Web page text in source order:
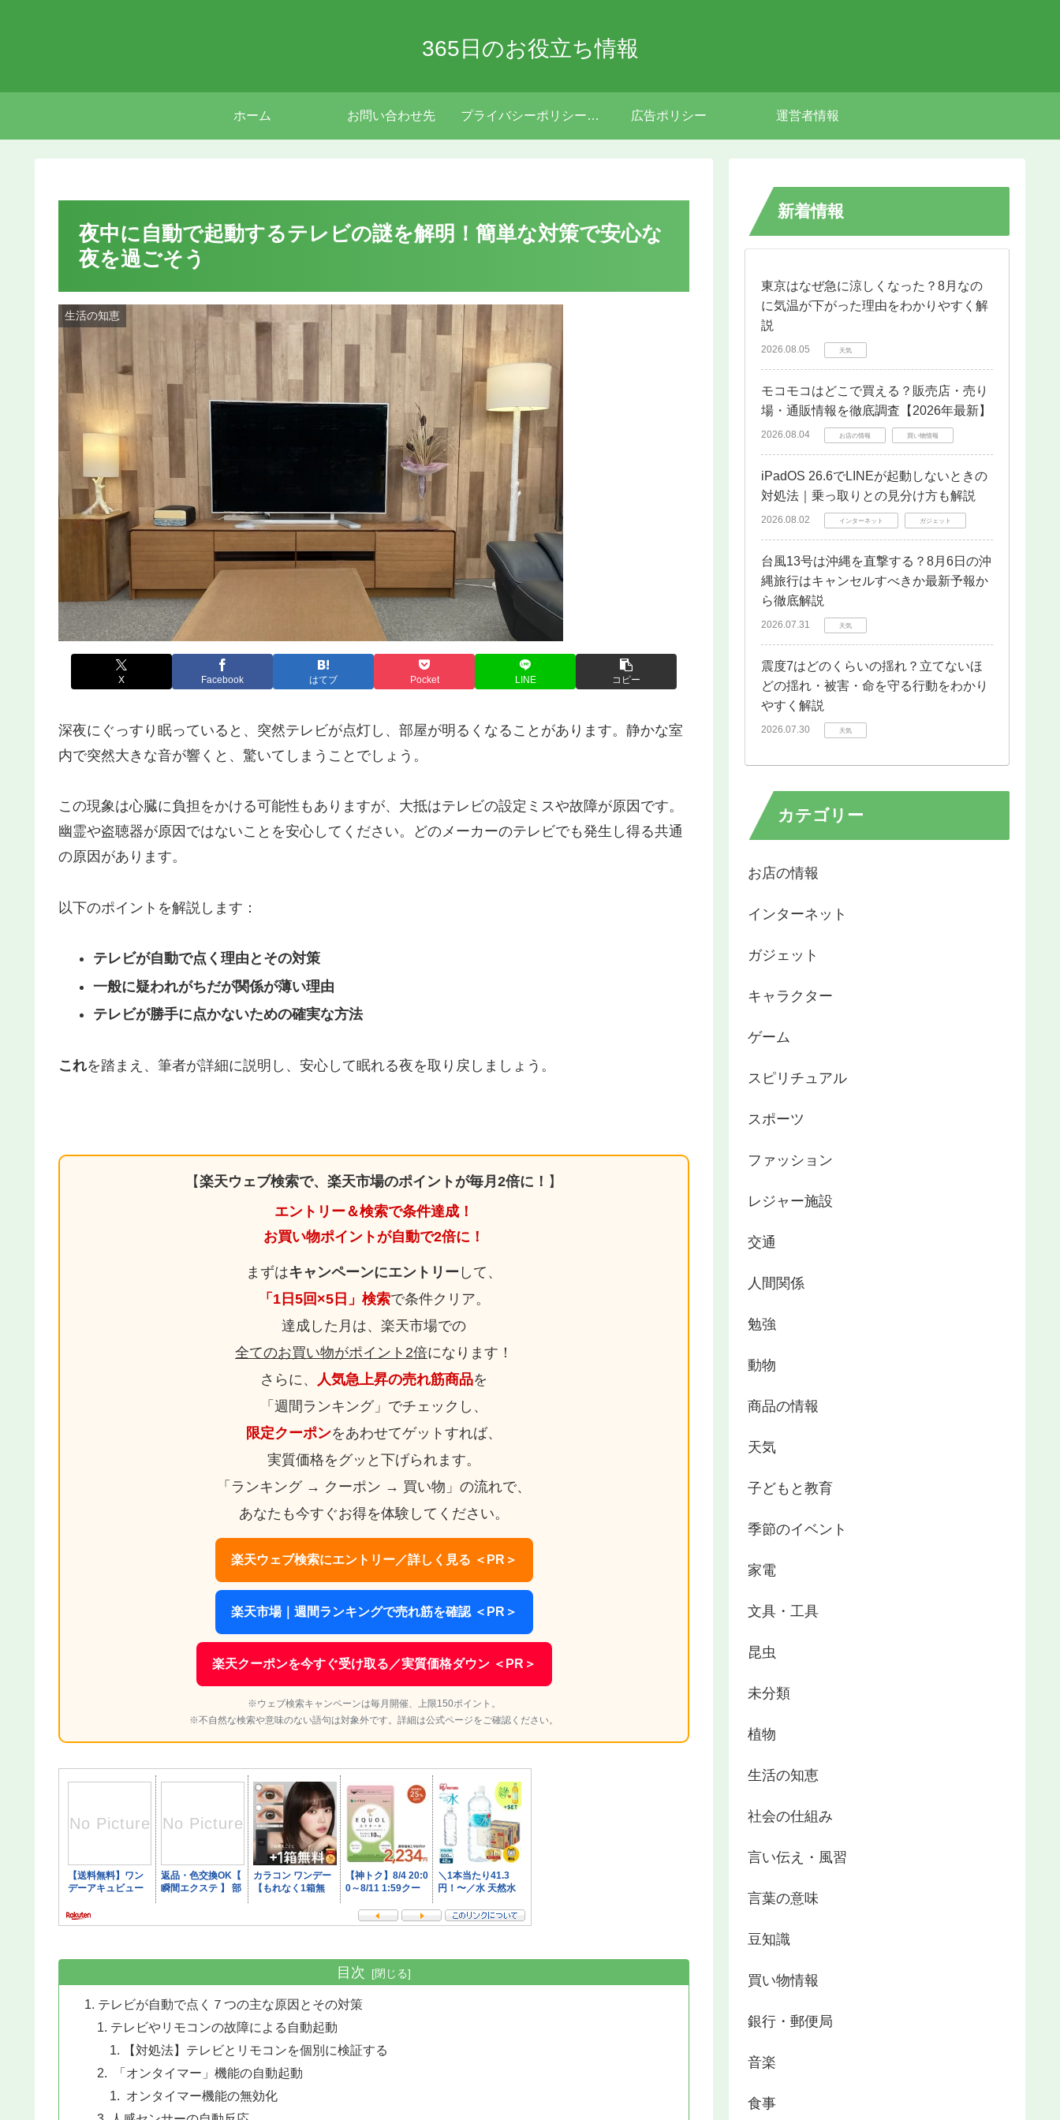
365日のお役立ち情報
ホーム お問い合わせ先 プライバシーポリシー・免責事項 広告ポリシー 運営者情報
夜中に自動で起動するテレビの謎を解明！簡単な対策で安心な
夜を過ごそう
生活の知恵
X Facebook はてブ Pocket LINE コピー
深夜にぐっすり眠っていると、突然テレビが点灯し、部屋が明るくなることがあります。静かな室
内で突然大きな音が響くと、驚いてしまうことでしょう。
この現象は心臓に負担をかける可能性もありますが、大抵はテレビの設定ミスや故障が原因です。
幽霊や盗聴器が原因ではないことを安心してください。どのメーカーのテレビでも発生し得る共通
の原因があります。
以下のポイントを解説します：
テレビが自動で点く理由とその対策
一般に疑われがちだが関係が薄い理由
テレビが勝手に点かないための確実な方法
これを踏まえ、筆者が詳細に説明し、安心して眠れる夜を取り戻しましょう。
【楽天ウェブ検索で、楽天市場のポイントが毎月2倍に！ 】
エントリー＆検索で条件達成！
お買い物ポイントが自動で2倍に！
まずはキャンペーンにエントリー して、
「1日5回×5日」検索で条件クリア。
達成した月は、楽天市場での
全てのお買い物がポイント2倍になります！
さらに、
人気急上昇の売れ筋商品を
「週間ランキング」でチェックし、
限定クーポンをあわせてゲットすれば、
実質価格をグッと下げられます。
「ランキング → クーポン → 買い物」の流れで、
あなたも今すぐお得を体験してください。
楽天ウェブ検索にエントリー／詳しく見る ＜PR＞
楽天市場｜週間ランキングで売れ筋を確認 ＜PR＞
楽天クーポンを今すぐ受け取る／実質価格ダウン ＜PR＞
※ウェブ検索キャンペーンは毎月開催、上限150ポイント。
※不自然な検索や意味のない語句は対象外です。詳細は公式ページをご確認ください。
目次
テレビが自動で点く７つの主な原因とその対策
テレビやリモコンの故障による自動起動
【対処法】テレビとリモコンを個別に検証する
「オンタイマー」機能の自動起動
オンタイマー機能の無効化
新着情報
東京はなぜ急に涼しくなった？8月なの
に気温が下がった理由をわかりやすく解
説
2026.08.05 天気
モコモコはどこで買える？販売店・売り
場・通販情報を徹底調査【2026年最新】
2026.08.04 お店の情報 買い物情報
iPadOS 26.6でLINEが起動しないときの
対処法｜乗っ取りとの見分け方も解説
2026.08.02 インターネット ガジェット
台風13号は沖縄を直撃する？8月6日の沖
縄旅行はキャンセルすべきか最新予報か
ら徹底解説
2026.07.31 天気
震度7はどのくらいの揺れ？立てないほ
どの揺れ・被害・命を守る行動をわかり
やすく解説
2026.07.30 天気
カテゴリー
お店の情報
インターネット
ガジェット
キャラクター
ゲーム
スピリチュアル
スポーツ
ファッション
レジャー施設
交通
人間関係
勉強
動物
商品の情報
天気
子どもと教育
季節のイベント
家電
文具・工具
昆虫
未分類
植物
生活の知恵
社会の仕組み
言い伝え・風習
言葉の意味
豆知識
買い物情報
銀行・郵便局
音楽
食事